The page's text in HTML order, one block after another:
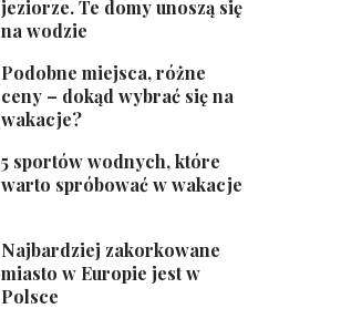
jeziorze. Te domy unoszą się
na wodzie
Podobne miejsca, różne
ceny – dokąd wybrać się na
wakacje?
5 sportów wodnych, które
warto spróbować w wakacje
Najbardziej zakorkowane
miasto w Europie jest w
Polsce